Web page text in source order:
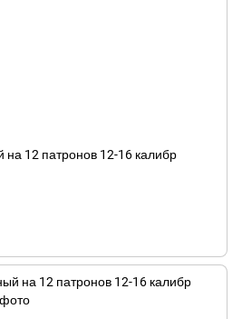
12 патронов 12-16 калибр